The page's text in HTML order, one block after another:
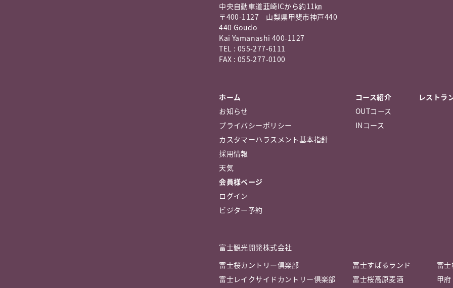
中央自動車道韮崎ICから約11㎞
〒400-1127 山梨県甲斐市神戸440
440 Goudo
Kai Yamanashi 400-1127
TEL : 055-277-6111
FAX : 055-277-0100
ホーム
お知らせ
プライバシーポリシー
カスタマーハラスメント基本指針
採用情報
天気
コース紹介
OUTコース
INコース
レストラ
会員様ページ
ログイン
ビジター予約
富士観光開発株式会社
富士桜カントリー倶楽部
富士レイクサイドカントリー倶楽部
富士すばるランド
富士桜高原麦酒
富
甲